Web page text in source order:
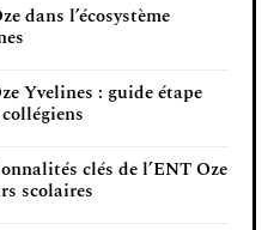
dans l’écosystème
Yvelines : guide étape
clés de l’ENT Oze
scolaires